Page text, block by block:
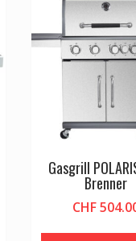
Gasgrill
Brenner
CHF